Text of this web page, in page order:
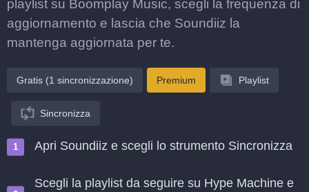
playlist su Boomplay Music, scegli la frequenza di
aggiornamento e lascia che Soundiiz la
mantenga aggiornata per te.
Gratis (1 sincronizzazione) Premium Playlist
Sincronizza
Apri Soundiiz e scegli lo strumento Sincronizza
Scegli la playlist da seguire su Hype Machine e